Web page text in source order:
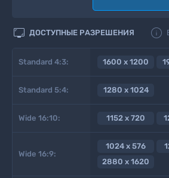
 ДОСТУПНЫЕ РАЗРЕШЕНИЯ 
Standard 4:3: 1600 x 1200
Standard 5:4: 1280 x 1024
Wide 16:10: 1152 x 720
Wide 16:9:
1024 x 576
2880 x 1620